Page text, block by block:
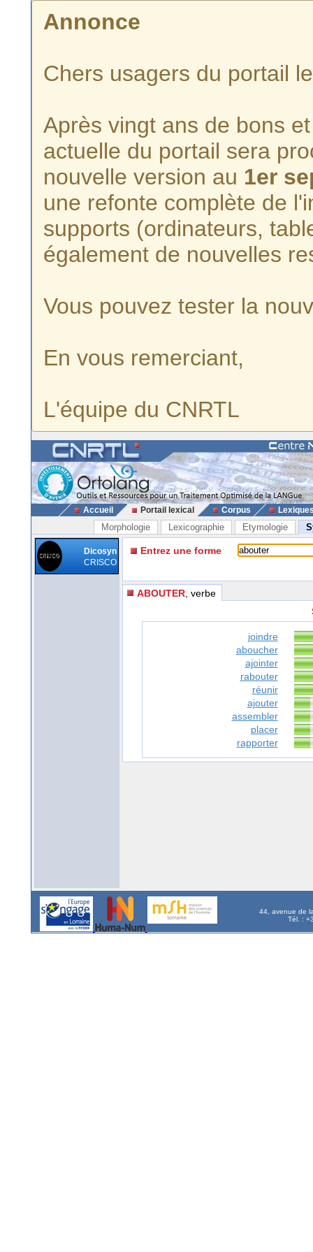
Annonce
Chers usagers du portail
Après vingt ans de bons
actuelle du portail sera
nouvelle version au 1er
une refonte complète de
supports (ordinateurs,
également de nouvelles
Vous pouvez tester la
En vous remerciant,
L'équipe du CNRTL
Accueil Portail lexical Corpus
Morphologie Lexicographie Etymologie
Dicosyn
CRISCO
Entrez une forme
ABOUTER , verbe
joindre
aboucher
ajointer
rabouter
réunir
ajouter
assembler
placer
rapporter
44, avenue de
Tél. :